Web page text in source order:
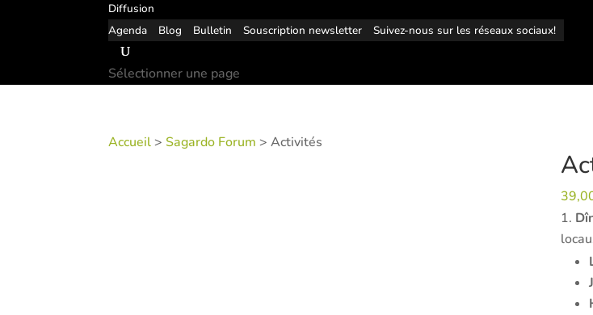
Diffusion
Agenda
Blog Bulletin Souscription newsletter Suivez-nous sur les réseaux sociaux!
Sélectionner une page
Accueil>Sagardo Forum > Activités